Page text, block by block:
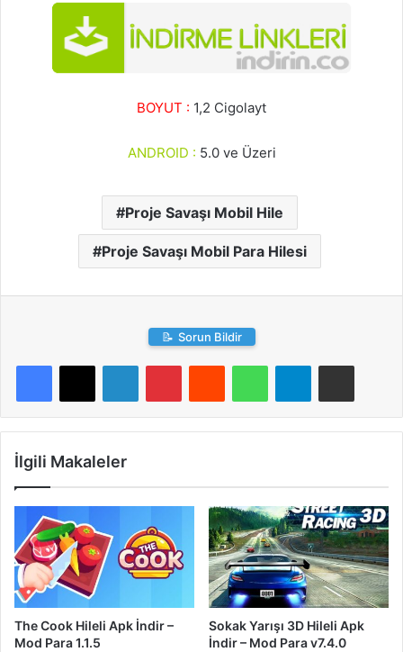
BOYUT : 1,2 Cigolayt
ANDROID : 5.0 ve Üzeri
Proje Savaşı Mobil Hile
Proje Savaşı Mobil Para Hilesi
📝 Sorun Bildir
LinkedInPinterestReddit WhatsAppTelegramE-Posta ile paylaş
İlgili Makaleler
The Cook Hileli Apk İndir –
Mod Para 1.1.5
Sokak Yarışı 3D Hileli Apk
İndir – Mod Para v7.4.0